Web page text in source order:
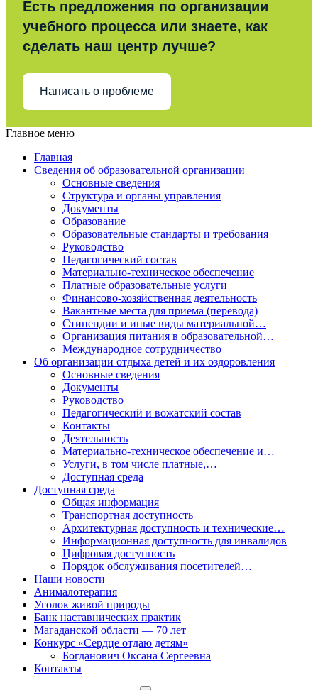
Есть предложения по организации
учебного процесса или знаете, как
сделать наш центр лучше?
Написать о проблеме
Главное меню
Главная
Сведения об образовательной организации
Основные сведения
Структура и органы управления
Документы
Образование
Образовательные стандарты и требования
Руководство
Педагогический состав
Материально-техническое обеспечение
Платные образовательные услуги
Финансово-хозяйственная деятельность
Вакантные места для приема (перевода)
Стипендии и иные виды материальной…
Организация питания в образовательной…
Международное сотрудничество
Об организации отдыха детей и их оздоровления
Основные сведения
Документы
Руководство
Педагогический и вожатский состав
Контакты
Деятельность
Материально-техническое обеспечение и…
Услуги, в том числе платные,…
Доступная среда
Доступная среда
Общая информация
Транспортная доступность
Архитектурная доступность и технические…
Информационная доступность для инвалидов
Цифровая доступность
Порядок обслуживания посетителей…
Наши новости
Анималотерапия
Уголок живой природы
Банк наставнических практик
Магаданской области — 70 лет
Конкурс «Сердце отдаю детям»
Богданович Оксана Сергеевна
Контакты